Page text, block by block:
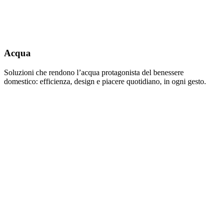
Acqua
Soluzioni che rendono l’acqua protagonista del benessere
domestico: efficienza, design e piacere quotidiano, in ogni gesto.